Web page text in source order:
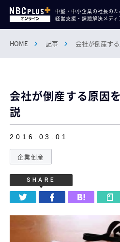
中堅・中小企業の社長のた
経営支援・課題解決メディ
HOME 記事 会社が倒産す
会社が倒産する原因
説
2016.03.01
企業倒産
SHARE